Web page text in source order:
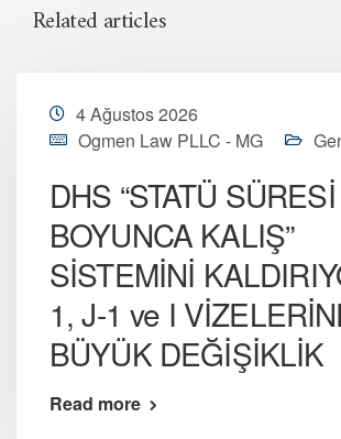
Related articles
4 Ağustos 2026
Ogmen Law PLLC - MG
DHS “STATÜ SÜRESİ
BOYUNCA KALIŞ”
SİSTEMİNİ
1, J-1 ve I
BÜYÜK DEĞİŞİKLİK
Read more